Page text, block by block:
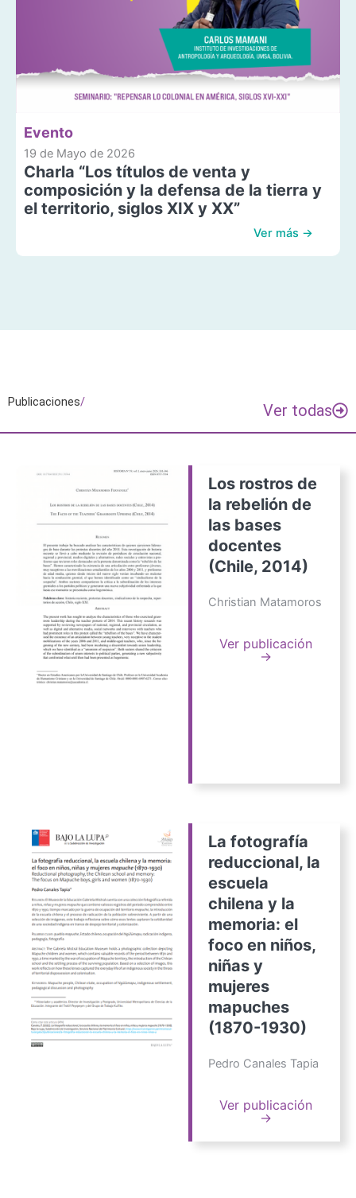
Evento
19 de Mayo de 2026
Charla “Los títulos de venta y
composición y la defensa de la tierra y
el territorio, siglos XIX y XX”
Ver más →
Publicaciones/ Ver todas
Los rostros de
la rebelión de
las bases
docentes
(Chile, 2014)
Christian Matamoros
Ver publicación
→
La fotografía
reduccional, la
escuela
chilena y la
memoria: el
foco en niños,
niñas y
mujeres
mapuches
(1870-1930)
Pedro Canales Tapia
Ver publicación
→